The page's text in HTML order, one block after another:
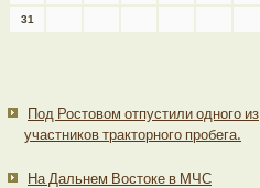
31
Под Ростовом отпустили одного из
участников тракторного пробега.
На Дальнем Востоке в МЧС